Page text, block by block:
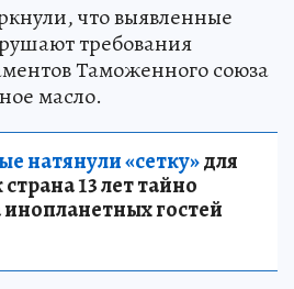
что выявленные
требования
Таможенного союза
масло.
натянули «сетку»для
13 лет тайно
инопланетных гостей